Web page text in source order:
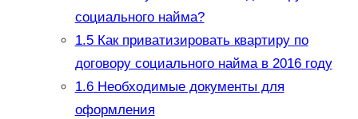
социального найма?
1.5Как приватизировать квартиру по
договору социального найма в 2016 году
1.6Необходимые документы для
оформления